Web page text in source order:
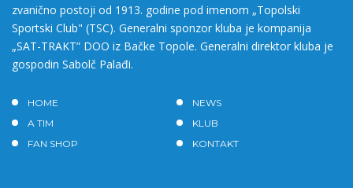
zvanično postoji od 1913. godine pod imenom „Topolski
Sportski Club" (TSC). Generalni sponzor kluba je kompanija
„SAT-TRAKT” DOO iz Bačke Topole. Generalni direktor kluba je
gospodin Sabolč Palađi.
HOME
NEWS
A TIM
KLUB
FAN SHOP
KONTAKT